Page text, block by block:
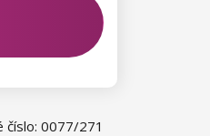
číslo: 0077/271